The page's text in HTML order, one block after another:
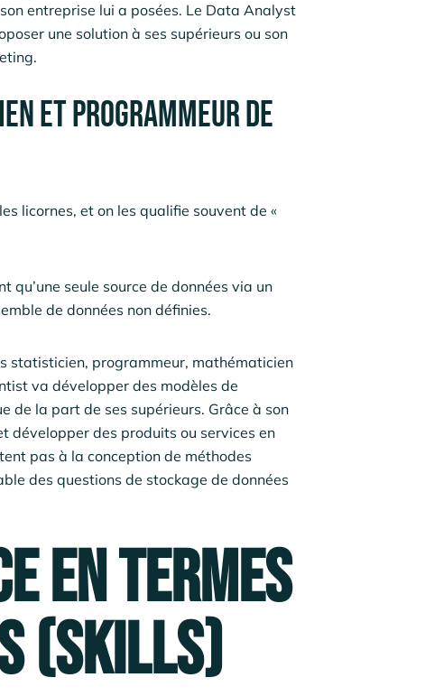
entreprise lui a posées. Le Data Analyst
une solution à ses supérieurs ou son
et programmeur de
licornes, et on les qualifie souvent de «
qu’une seule source de données via un
de données non définies.
statisticien, programmeur, mathématicien
va développer des modèles de
de la part de ses supérieurs. Grâce à son
développer des produits ou services en
pas à la conception de méthodes
des questions de stockage de données
en termes
(skills)